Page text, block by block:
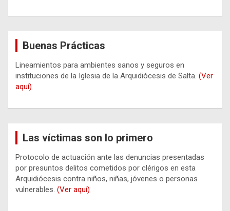
Buenas Prácticas
Lineamientos para ambientes sanos y seguros en
instituciones de la Iglesia de la Arquidiócesis de Salta. (Ver
aquí)
Las víctimas son lo primero
Protocolo de actuación ante las denuncias presentadas
por presuntos delitos cometidos por clérigos en esta
Arquidiócesis contra niños, niñas, jóvenes o personas
vulnerables. (Ver aquí)